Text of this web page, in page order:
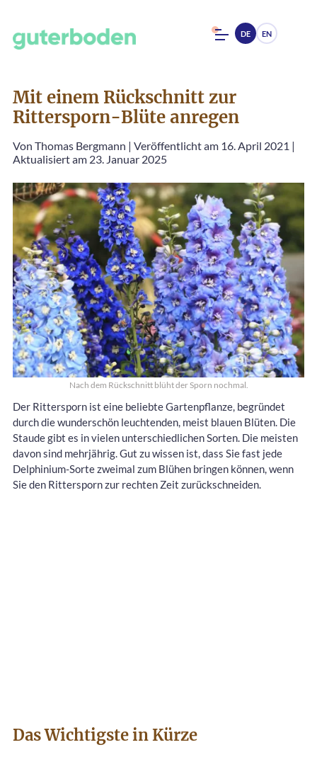
DE EN
Mit einem Rückschnitt zur
Rittersporn-Blüte anregen
Von Thomas Bergmann | Veröffentlicht am 16. April 2021 |
Aktualisiert am 23. Januar 2025
Nach dem Rückschnitt blüht der Sporn nochmal.
Der Rittersporn ist eine beliebte Gartenpflanze, begründet
durch die wunderschön leuchtenden, meist blauen Blüten. Die
Staude gibt es in vielen unterschiedlichen Sorten. Die meisten
davon sind mehrjährig. Gut zu wissen ist, dass Sie fast jede
Delphinium-Sorte zweimal zum Blühen bringen können, wenn
Sie den Rittersporn zur rechten Zeit zurückschneiden.
Das Wichtigste in Kürze